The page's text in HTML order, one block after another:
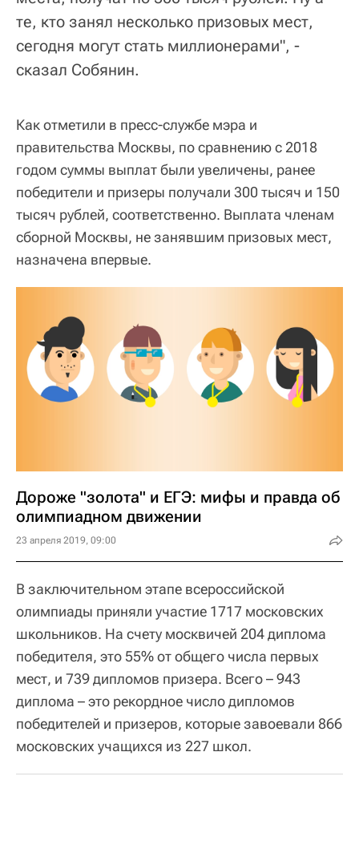
те, кто занял несколько призовых мест,
сегодня могут стать миллионерами", -
сказал Собянин.
Как отметили в пресс-службе мэра и
правительства Москвы, по сравнению с 2018
годом суммы выплат были увеличены, ранее
победители и призеры получали 300 тысяч и 150
тысяч рублей, соответственно. Выплата членам
сборной Москвы, не занявшим призовых мест,
назначена впервые.
Дороже "золота" и ЕГЭ: мифы и правда об
олимпиадном движении
23 апреля 2019, 09:00
В заключительном этапе всероссийской
олимпиады приняли участие 1717 московских
школьников. На счету москвичей 204 диплома
победителя, это 55% от общего числа первых
мест, и 739 дипломов призера. Всего – 943
диплома – это рекордное число дипломов
победителей и призеров, которые завоевали 866
московских учащихся из 227 школ.